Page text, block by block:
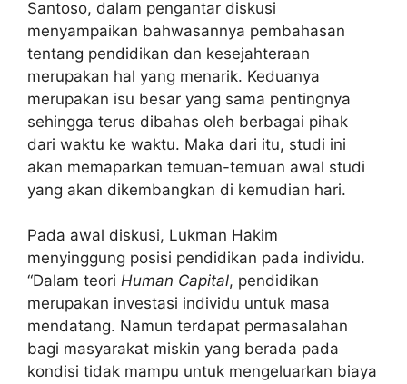
Santoso, dalam pengantar diskusi
menyampaikan bahwasannya pembahasan
tentang pendidikan dan kesejahteraan
merupakan hal yang menarik. Keduanya
merupakan isu besar yang sama pentingnya
sehingga terus dibahas oleh berbagai pihak
dari waktu ke waktu. Maka dari itu, studi ini
akan memaparkan temuan-temuan awal studi
yang akan dikembangkan di kemudian hari.
Pada awal diskusi, Lukman Hakim
menyinggung posisi pendidikan pada individu.
“Dalam teori Human Capital, pendidikan
merupakan investasi individu untuk masa
mendatang. Namun terdapat permasalahan
bagi masyarakat miskin yang berada pada
kondisi tidak mampu untuk mengeluarkan biaya